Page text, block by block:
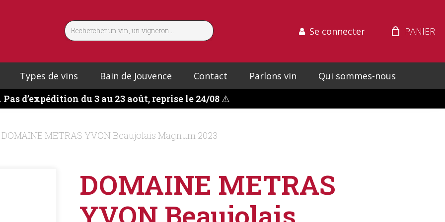
Se connecter
Types de vins Bain de Jouvence Contact Parlons vin
Qui sommes-nous
Pas d’expédition du 3 au 23 août, reprise le 24/08⚠️
DOMAINE METRAS YVON Beaujolais Magnum 2023
DOMAINE METRAS